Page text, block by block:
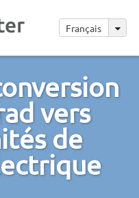
Français
vers
de